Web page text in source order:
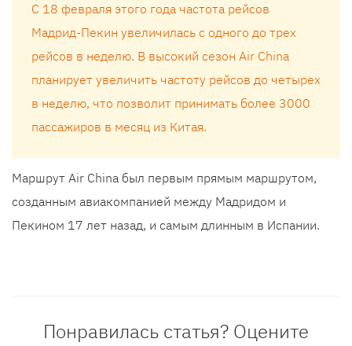
С 18 февраля этого года частота рейсов
Мадрид-Пекин увеличилась с одного до трех
рейсов в неделю. В высокий сезон Air China
планирует увеличить частоту рейсов до четырех
в неделю, что позволит принимать более 3000
пассажиров в месяц из Китая.
Маршрут Air China был первым прямым маршрутом,
созданным авиакомпанией между Мадридом и
Пекином 17 лет назад, и самым длинным в Испании.
Понравилась статья? Оцените